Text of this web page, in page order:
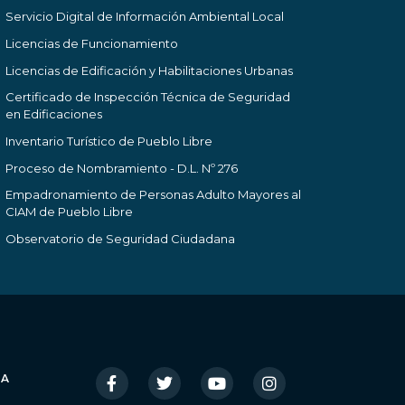
Servicio Digital de Información Ambiental Local
Licencias de Funcionamiento
Licencias de Edificación y Habilitaciones Urbanas
Certificado de Inspección Técnica de Seguridad
en Edificaciones
Inventario Turístico de Pueblo Libre
Proceso de Nombramiento - D.L. Nº 276
Empadronamiento de Personas Adulto Mayores al
CIAM de Pueblo Libre
Observatorio de Seguridad Ciudadana